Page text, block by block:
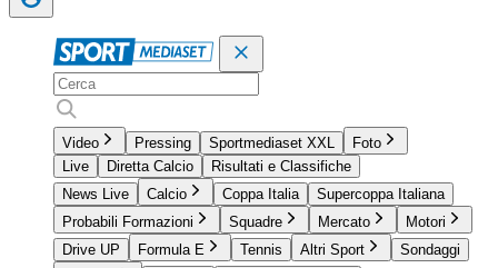
Video Pressing Sportmediaset XXL
Foto
Live
Diretta Calcio
Risultati e Classifiche
News Live
Calcio Coppa Italia
Supercoppa Italiana
Probabili Formazioni
Squadre Mercato
Motori
Drive UP
Formula E Tennis Altri Sport
Sondaggi